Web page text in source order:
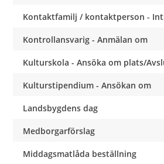
Kontaktfamilj / kontaktperson -
Kontrollansvarig - Anmälan om
Kulturskola - Ansöka om plats/
Kulturstipendium - Ansökan om
Landsbygdens dag
Medborgarförslag
Middagsmatlåda beställning